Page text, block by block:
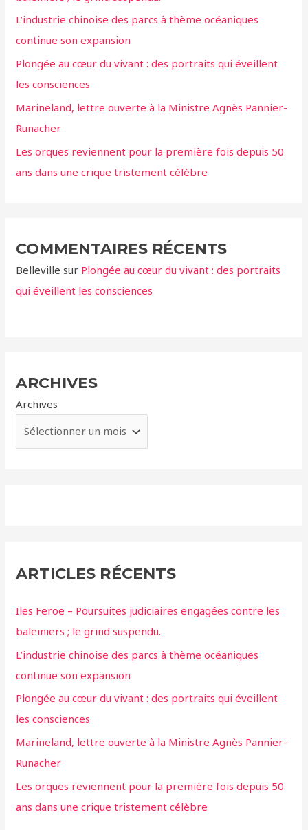
e
r
:
L’industrie chinoise des parcs à thème océaniques
continue son expansion
Plongée au cœur du vivant : des portraits qui éveillent
les consciences
Marineland, lettre ouverte à la Ministre Agnès Pannier-
Runacher
Les orques reviennent pour la première fois depuis 50
ans dans une crique tristement célèbre
COMMENTAIRES RÉCENTS
Belleville sur Plongée au cœur du vivant : des portraits
qui éveillent les consciences
ARCHIVES
Archives
ARTICLES RÉCENTS
Iles Feroe – Poursuites judiciaires engagées contre les
baleiniers ; le grind suspendu.
L’industrie chinoise des parcs à thème océaniques
continue son expansion
Plongée au cœur du vivant : des portraits qui éveillent
les consciences
Marineland, lettre ouverte à la Ministre Agnès Pannier-
Runacher
Les orques reviennent pour la première fois depuis 50
ans dans une crique tristement célèbre